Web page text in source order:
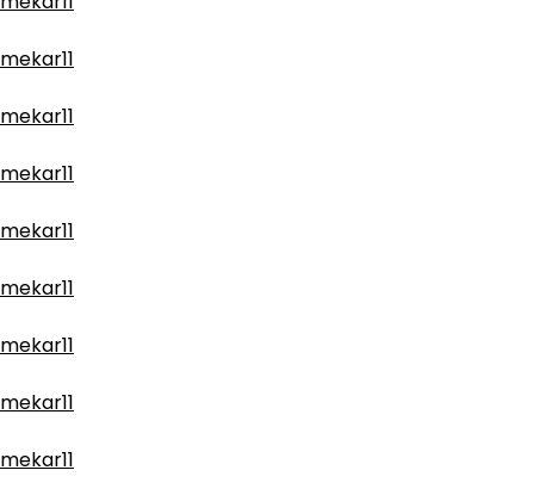
mekar11
mekar11
mekar11
mekar11
mekar11
mekar11
mekar11
mekar11